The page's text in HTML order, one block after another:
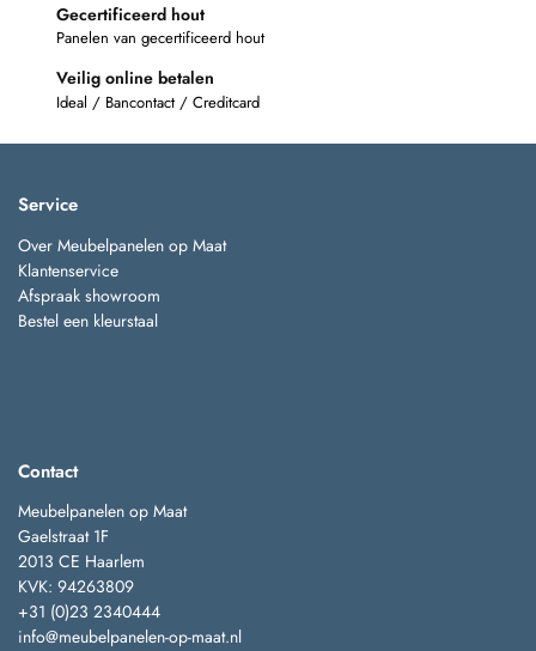
Gecertificeerd hout
Panelen van gecertificeerd hout
Veilig online betalen
Ideal / Bancontact / Creditcard
Service
Over Meubelpanelen op Maat
Klantenservice
Afspraak showroom
Bestel een kleurstaal
Contact
Meubelpanelen op Maat
Gaelstraat 1F
2013 CE Haarlem
KVK: 94263809
+31 (0)23 2340444
info@meubelpanelen-op-maat.nl